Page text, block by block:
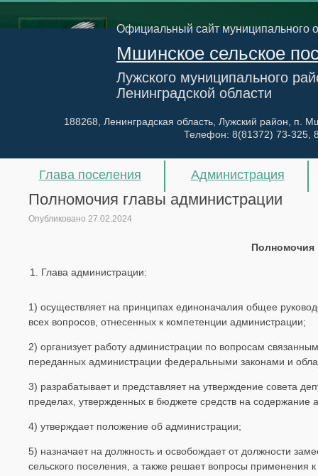
Официальный сайт муниципального
Мшинское сельское
Лужского муниципального
Ленинградской области
188268, Ленинградская область, Лужский район, п.
Телефон: 8(81372) 73-325,
Глава поселения Администрация
Полномочия главы администрации
Опубликовано 27.02.2024
Полномочия
Глава администрации:
1) осуществляет на принципах единоначалия общее
всех вопросов, отнесенных к компетенции администрации;
2) организует работу администрации по вопросам
переданных администрации федеральными законами и
3) разрабатывает и представляет на утверждение совета
пределах, утвержденных в бюджете средств на содержание
4) утверждает положение об администрации;
5) назначает на должность и освобождает от должности
сельского поселения, а также решает вопросы применения